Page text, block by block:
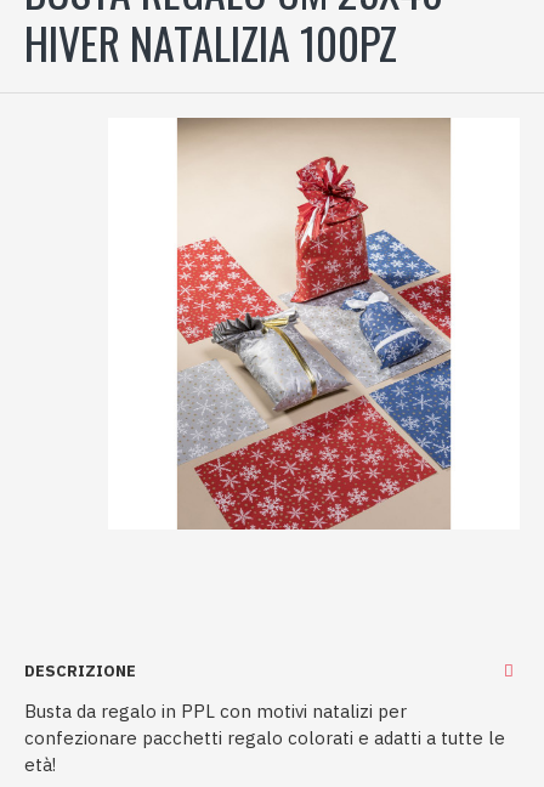
HIVER NATALIZIA 100PZ
DESCRIZIONE
Busta da regalo in PPL con motivi natalizi per
confezionare pacchetti regalo colorati e adatti a tutte le
età!